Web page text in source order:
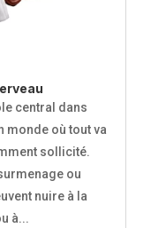
central dans
monde où tout va
sollicité.
ou
nuire à la
à...